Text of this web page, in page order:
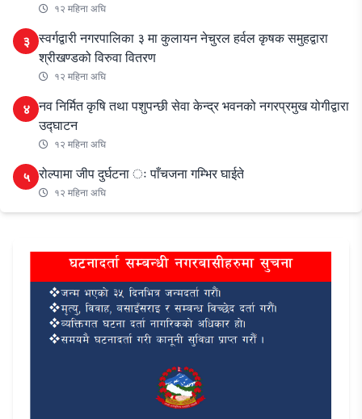
१२ महिना अघि
३ स्वर्गद्वारी नगरपालिका ३ मा कुलायन नेचुरल हर्वल कृषक समुहद्वारा
श्रीखण्डको विरुवा वितरण
१२ महिना अघि
४ नव निर्मित कृषि तथा पशुपन्छी सेवा केन्द्र भवनको नगरप्रमुख योगीद्वारा
उद्घाटन
१२ महिना अघि
५ रोल्पामा जीप दुर्घटना ः पाँचजना गम्भिर घाईते
१२ महिना अघि